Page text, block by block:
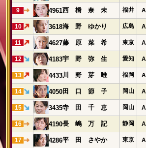
9 4961西 橋 奈 未 福井
10 3618海 野 ゆかり 広島
11 4627藤 原 菜 希 東京
12 4183宇 野 弥 生 愛知
13 4433川 野 芽 唯 福岡
14 4050田 口 節 子 岡山
15 3435寺 田 千 恵 岡山
16 4190長 嶋 万 記 静岡
17 4286平 田 さやか 東京